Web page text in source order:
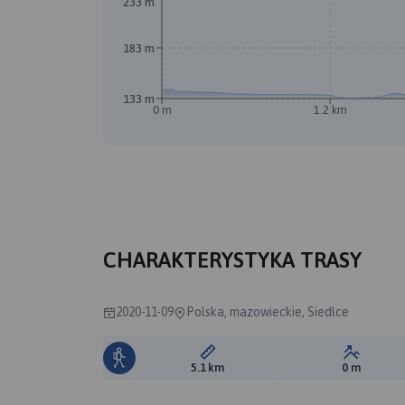
0 m 1.2 km
133 m
183 m
CHARAKTERYSTYKA TRASY
2020-11-09 Polska, mazowieckie, Siedlce
Długość trasy:
5.1 km Suma
0 m